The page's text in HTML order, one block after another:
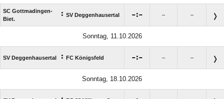
SC Gottmadingen-
Biet.
: SV Deggenhausertal : – –
Sonntag, 11.10.2026
SV Deggenhausertal : FC Königsfeld : – –
Sonntag, 18.10.2026